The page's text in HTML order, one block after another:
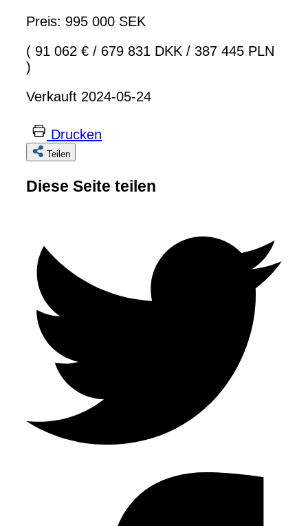
Preis: 995 000 SEK
( 91 062 € / 679 831 DKK / 387 445 PLN
)
Verkauft 2024-05-24
Drucken
Teilen
Diese Seite teilen